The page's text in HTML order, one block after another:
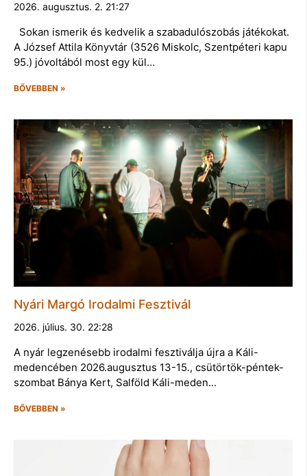
2026. augusztus. 2. 21:27
Sokan ismerik és kedvelik a szabadulószobás játékokat.
A József Attila Könyvtár (3526 Miskolc, Szentpéteri kapu
95.) jóvoltából most egy kül…
BŐVEBBEN »
Nyári Margó Irodalmi Fesztivál
2026. július. 30. 22:28
A nyár legzenésebb irodalmi fesztiválja újra a Káli-
medencében 2026.augusztus 13-15., csütörtök-péntek-
szombat Bánya Kert, Salföld Káli-meden…
BŐVEBBEN »